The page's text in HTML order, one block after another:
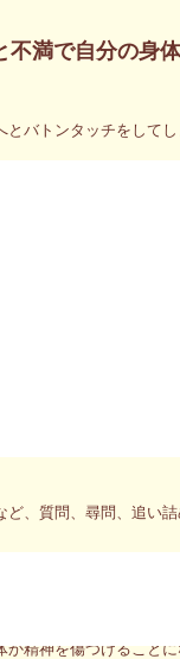
満で自分の身
バトンタッチをして
、質問、尋問、追い
精神を傷つけること